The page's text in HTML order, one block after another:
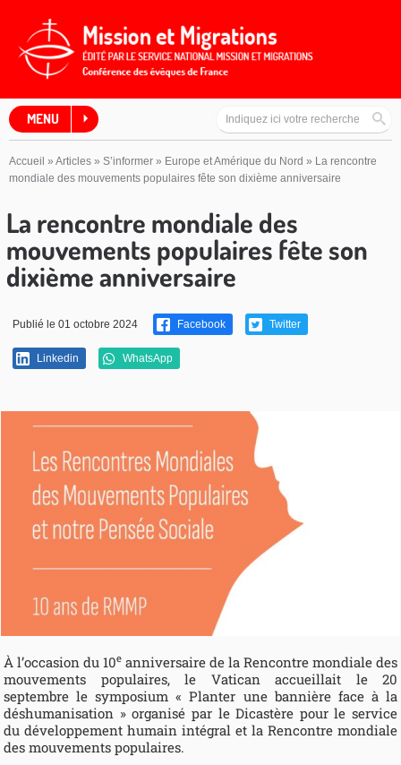
MENU
Accueil » Articles » S’informer » Europe et Amérique du Nord » La rencontre
mondiale des mouvements populaires fête son dixième anniversaire
La rencontre mondiale des
mouvements populaires fête son
dixième anniversaire
Publié le 01 octobre 2024 Facebook Twitter
Linkedin WhatsApp
À l’occasion du 10e anniversaire de la Rencontre mondiale des
mouvements populaires, le Vatican accueillait le 20
septembre le symposium « Planter une bannière face à la
déshumanisation » organisé par le Dicastère pour le service
du développement humain intégral et la Rencontre mondiale
des mouvements populaires.